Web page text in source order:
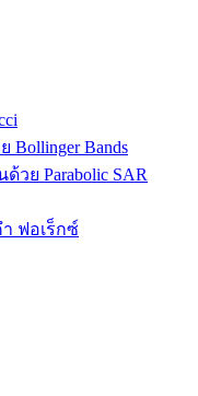
Bands
วย Parabolic SAR
ฟอเร็กซ์